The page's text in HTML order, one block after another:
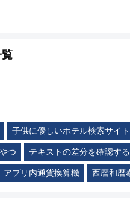
子供に優しいホテル検索サイト
つ テキストの差分を確認す
アプリ内通貨換算機 西暦和暦